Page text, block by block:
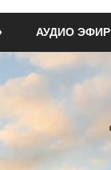
АУДИО ЭФИР